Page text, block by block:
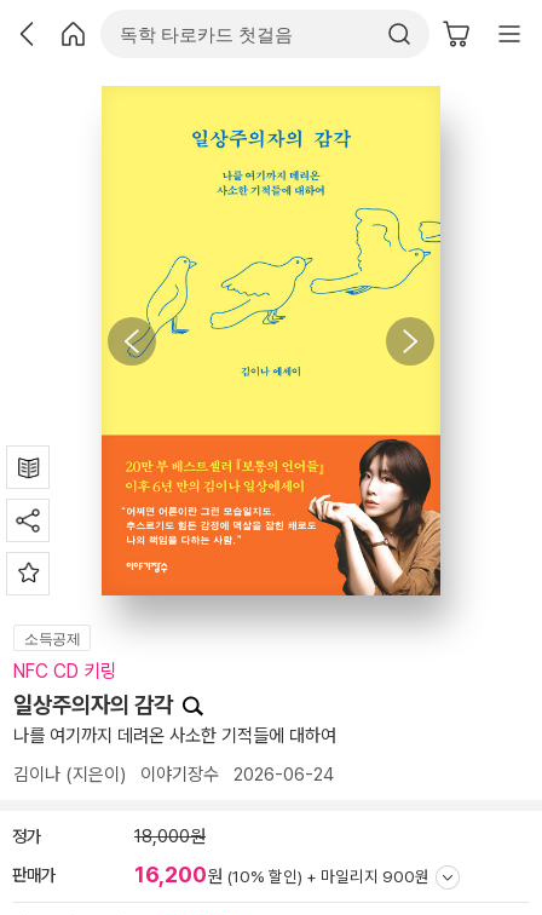
소득공제
NFC CD 키링
일상주의자의 감각
나를 여기까지 데려온 사소한 기적들에 대하여
김이나 (지은이) 이야기장수 2026-06-24
정가 18,000원
판매가 16,200원 (10% 할인) + 마일리지 900원